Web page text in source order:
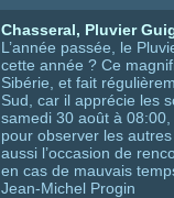
Chasseral, Pluvier
L’année passée, le
cette année ? Ce
Sibérie, et fait
Sud, car il apprécie les
samedi 30 août à
pour observer les
aussi l’occasion de
en cas de mauvais
Jean-Michel Progin